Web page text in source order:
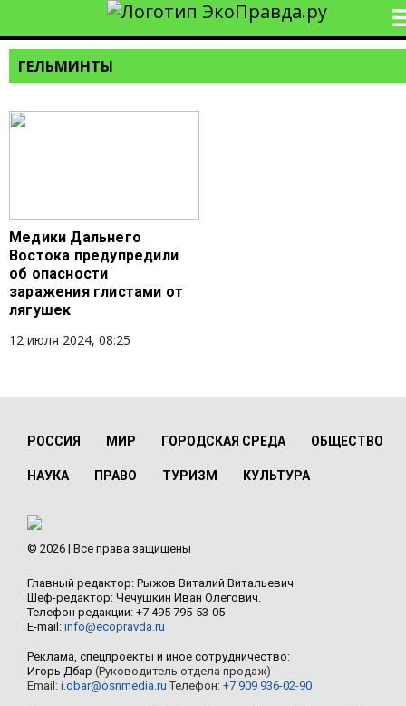
ГЕЛЬМИНТЫ
Медики Дальнего
Востока предупредили
об опасности
заражения глистами от
лягушек
12 июля 2024, 08:25
РОССИЯ МИР ГОРОДСКАЯ СРЕДА ОБЩЕСТВО
НАУКА ПРАВО ТУРИЗМ КУЛЬТУРА
© 2026 | Все права защищены
Главный редактор: Рыжов Виталий Витальевич
Шеф-редактор: Чечушкин Иван Олегович.
Телефон редакции: +7 495 795-53-05
E-mail: info@ecopravda.ru
Реклама, спецпроекты и иное сотрудничество:
Игорь Дбар (Руководитель отдела продаж)
Email: i.dbar@osnmedia.ru Телефон: +7 909 936-02-90